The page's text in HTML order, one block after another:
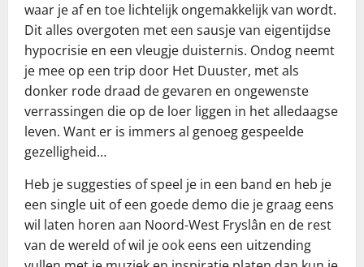
waar je af en toe lichtelijk ongemakkelijk van wordt.
Dit alles overgoten met een sausje van eigentijdse
hypocrisie en een vleugje duisternis. Ondog neemt
je mee op een trip door Het Duuster, met als
donker rode draad de gevaren en ongewenste
verrassingen die op de loer liggen in het alledaagse
leven. Want er is immers al genoeg gespeelde
gezelligheid…
Heb je suggesties of speel je in een band en heb je
een single uit of een goede demo die je graag eens
wil laten horen aan Noord-West Fryslân en de rest
van de wereld of wil je ook eens een uitzending